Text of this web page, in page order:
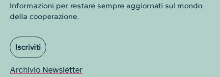
Informazioni per restare sempre aggiornati sul mondo
della cooperazione.
Iscriviti
Archivio Newsletter